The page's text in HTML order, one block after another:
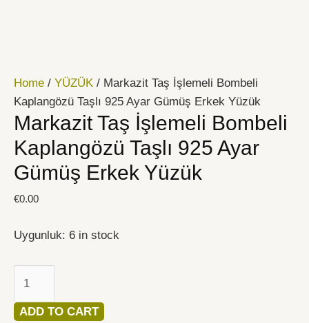
Home / YÜZÜK / Markazit Taş İşlemeli Bombeli
Kaplangözü Taşlı 925 Ayar Gümüş Erkek Yüzük
Markazit Taş İşlemeli Bombeli
Kaplangözü Taşlı 925 Ayar
Gümüş Erkek Yüzük
€0.00
Uygunluk: 6 in stock
Kaplangözü
Taşlı
925
Ayar
Gümüş
Erkek
Yüzük
ADD TO CART